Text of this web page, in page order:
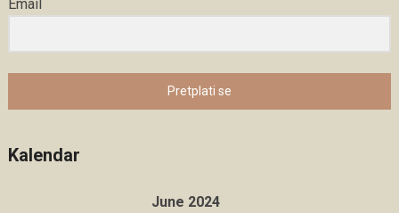
Email
Pretplati se
Kalendar
June 2024